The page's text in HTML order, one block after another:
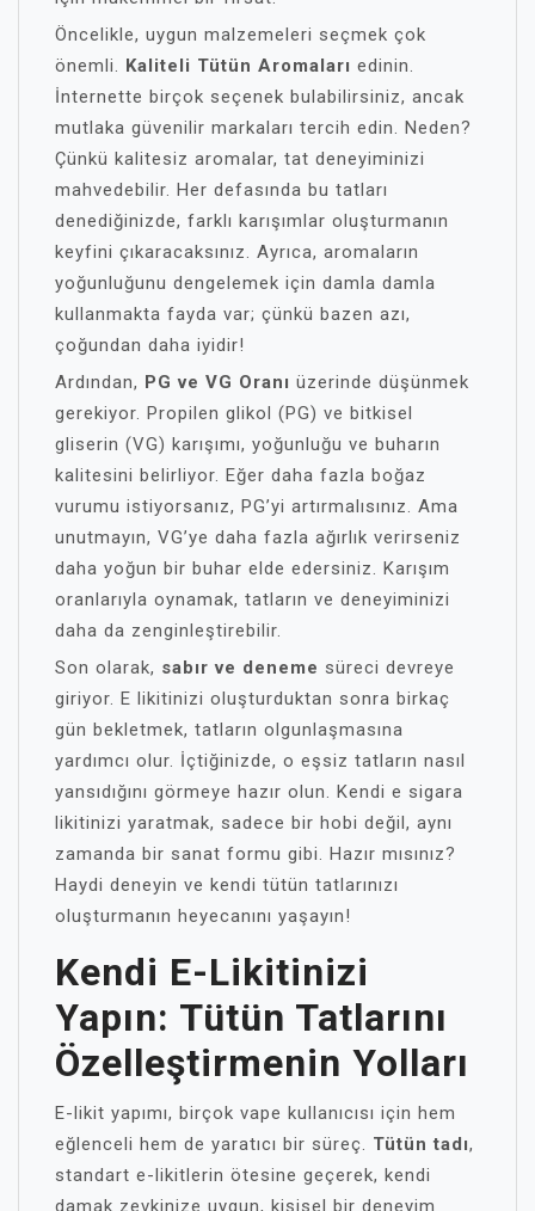
Öncelikle, uygun malzemeleri seçmek çok
önemli. Kaliteli Tütün Aromaları edinin.
İnternette birçok seçenek bulabilirsiniz, ancak
mutlaka güvenilir markaları tercih edin. Neden?
Çünkü kalitesiz aromalar, tat deneyiminizi
mahvedebilir. Her defasında bu tatları
denediğinizde, farklı karışımlar oluşturmanın
keyfini çıkaracaksınız. Ayrıca, aromaların
yoğunluğunu dengelemek için damla damla
kullanmakta fayda var; çünkü bazen azı,
çoğundan daha iyidir!
Ardından, PG ve VG Oranı üzerinde düşünmek
gerekiyor. Propilen glikol (PG) ve bitkisel
gliserin (VG) karışımı, yoğunluğu ve buharın
kalitesini belirliyor. Eğer daha fazla boğaz
vurumu istiyorsanız, PG’yi artırmalısınız. Ama
unutmayın, VG’ye daha fazla ağırlık verirseniz
daha yoğun bir buhar elde edersiniz. Karışım
oranlarıyla oynamak, tatların ve deneyiminizi
daha da zenginleştirebilir.
Son olarak, sabır ve deneme süreci devreye
giriyor. E likitinizi oluşturduktan sonra birkaç
gün bekletmek, tatların olgunlaşmasına
yardımcı olur. İçtiğinizde, o eşsiz tatların nasıl
yansıdığını görmeye hazır olun. Kendi e sigara
likitinizi yaratmak, sadece bir hobi değil, aynı
zamanda bir sanat formu gibi. Hazır mısınız?
Haydi deneyin ve kendi tütün tatlarınızı
oluşturmanın heyecanını yaşayın!
Kendi E-Likitinizi
Yapın: Tütün Tatlarını
Özelleştirmenin Yolları
E-likit yapımı, birçok vape kullanıcısı için hem
eğlenceli hem de yaratıcı bir süreç. Tütün tadı,
standart e-likitlerin ötesine geçerek, kendi
damak zevkinize uygun, kişisel bir deneyim